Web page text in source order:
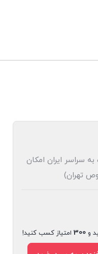
سراسر ایران امکان
تهران)
و 300 امتیاز کسب کنید!